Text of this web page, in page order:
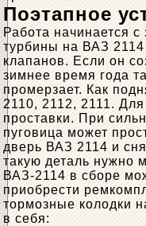
Поэтапное
Работа начинается
турбины на ВАЗ 2114
клапанов. Если он
зимнее время года
промерзает. Как
2110, 2112, 2111. Для
проставки. При
пуговица может
дверь ВАЗ 2114 и
такую ​​деталь нужно
ВАЗ-2114 в сборе
приобрести
тормозные колодки
в себя: